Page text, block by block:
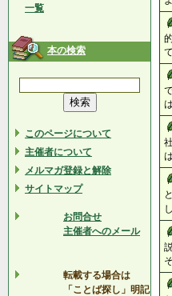
一覧
本の検索
このページについて
主催者について
メルマガ登録と解除
サイトマップ
お問合せ
主催者へのメール
転載する場合は
「ことば探し」明記